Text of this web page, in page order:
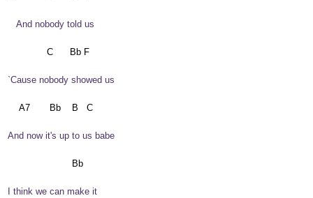
    And nobody told us
`Cause nobody showed us
And now it's up to us babe
I think we can make it